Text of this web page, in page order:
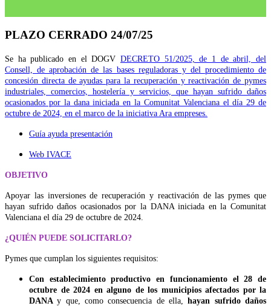
PLAZO CERRADO 24/07/25
Se ha publicado en el DOGV DECRETO 51/2025, de 1 de abril, del
Consell, de aprobación de las bases reguladoras y del procedimiento de
concesión directa de ayudas para la recuperación y reactivación de pymes
industriales, comercios, hostelería y servicios, que hayan sufrido daños
ocasionados por la dana iniciada en la Comunitat Valenciana el día 29 de
octubre de 2024, en el marco de la iniciativa Ara empreses.
Guía ayuda presentación
Web IVACE
OBJETIVO
Apoyar las inversiones de recuperación y reactivación de las pymes que
hayan sufrido daños ocasionados por la DANA iniciada en la Comunitat
Valenciana el día 29 de octubre de 2024.
¿QUIÉN PUEDE SOLICITARLO?
Pymes que cumplan los siguientes requisitos:
Con establecimiento productivo en funcionamiento el 28 de
octubre de 2024 en alguno de los municipios afectados por la
DANAy que, como consecuencia de ella,hayan sufrido daños